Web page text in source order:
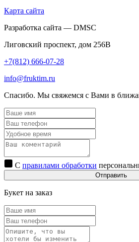
Карта сайта
Разработка сайта — DMSC
Лиговский проспект, дом 256В
+7(812) 666-07-28
info@fruktim.ru
Спасибо. Мы свяжемся с Вами в
С правилами обработки
Отправить
Букет на заказ